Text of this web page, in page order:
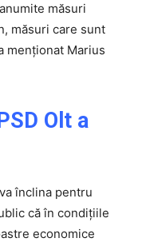
măsuri
măsuri care sunt
menționat Marius
Olt a
înclina pentru
că în condițiile
economice